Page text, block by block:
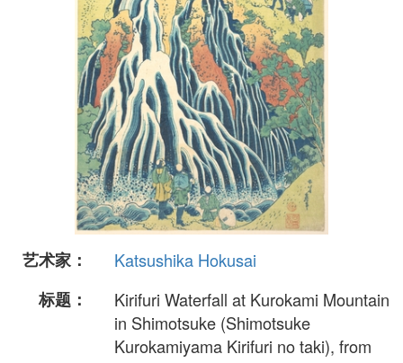
艺术家：
Katsushika Hokusai
标题：
Kirifuri Waterfall at Kurokami Mountain
in Shimotsuke (Shimotsuke
Kurokamiyama Kirifuri no taki), from